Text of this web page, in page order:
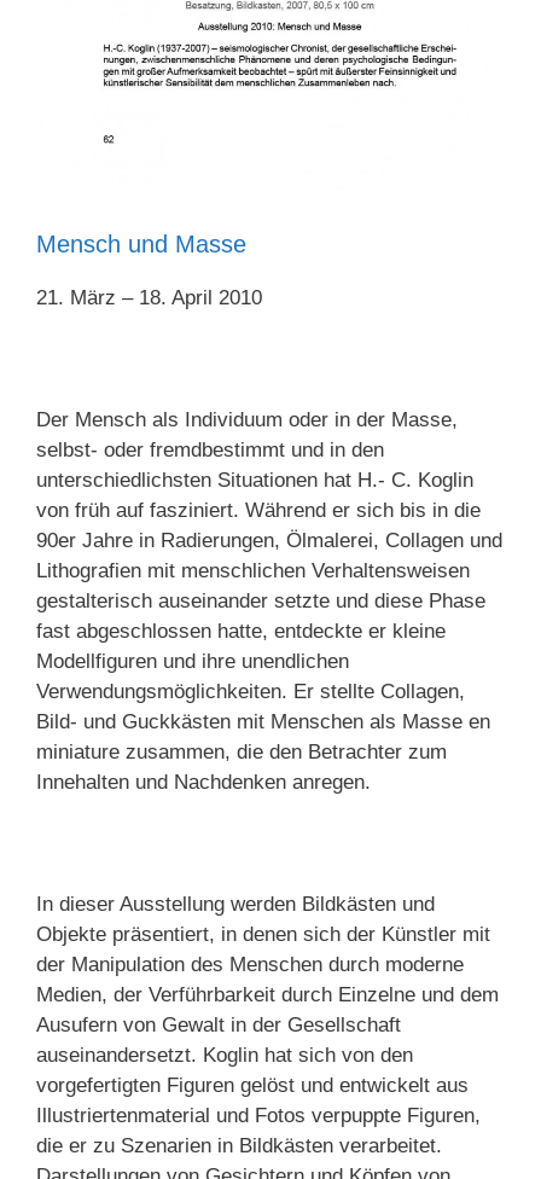
Mensch und Masse
21. März – 18. April 2010
Der Mensch als Individuum oder in der Masse,
selbst- oder fremdbestimmt und in den
unterschiedlichsten Situationen hat H.- C. Koglin
von früh auf fasziniert. Während er sich bis in die
90er Jahre in Radierungen, Ölmalerei, Collagen und
Lithografien mit menschlichen Verhaltensweisen
gestalterisch auseinander setzte und diese Phase
fast abgeschlossen hatte, entdeckte er kleine
Modellfiguren und ihre unendlichen
Verwendungsmöglichkeiten. Er stellte Collagen,
Bild- und Guckkästen mit Menschen als Masse en
miniature zusammen, die den Betrachter zum
Innehalten und Nachdenken anregen.
In dieser Ausstellung werden Bildkästen und
Objekte präsentiert, in denen sich der Künstler mit
der Manipulation des Menschen durch moderne
Medien, der Verführbarkeit durch Einzelne und dem
Ausufern von Gewalt in der Gesellschaft
auseinandersetzt. Koglin hat sich von den
vorgefertigten Figuren gelöst und entwickelt aus
Illustriertenmaterial und Fotos verpuppte Figuren,
die er zu Szenarien in Bildkästen verarbeitet.